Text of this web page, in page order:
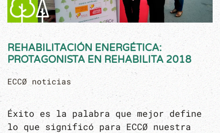
REHABILITACIÓN ENERGÉTICA:
PROTAGONISTA EN REHABILITA 2018
ECCØ noticias
Éxito es la palabra que mejor define
lo que significó para ECCØ nuestra